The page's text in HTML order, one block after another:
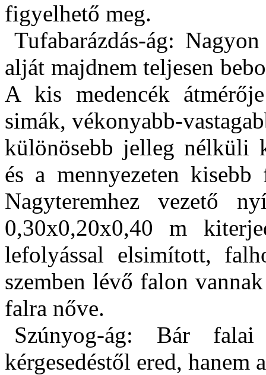
figyelhető meg.
Tufabarázdás-ág:
alját majdnem teljesen
A kis medencék
simák, vékonyabb-
különösebb jelleg nélküli
és a mennyezeten
Nagyteremhez vezető
0,30x0,20x0,40 m
lefolyással elsimított,
szemben lévő falon
falra nőve.
Szúnyog-ág: Bár
kérgesedéstől ered, hanem